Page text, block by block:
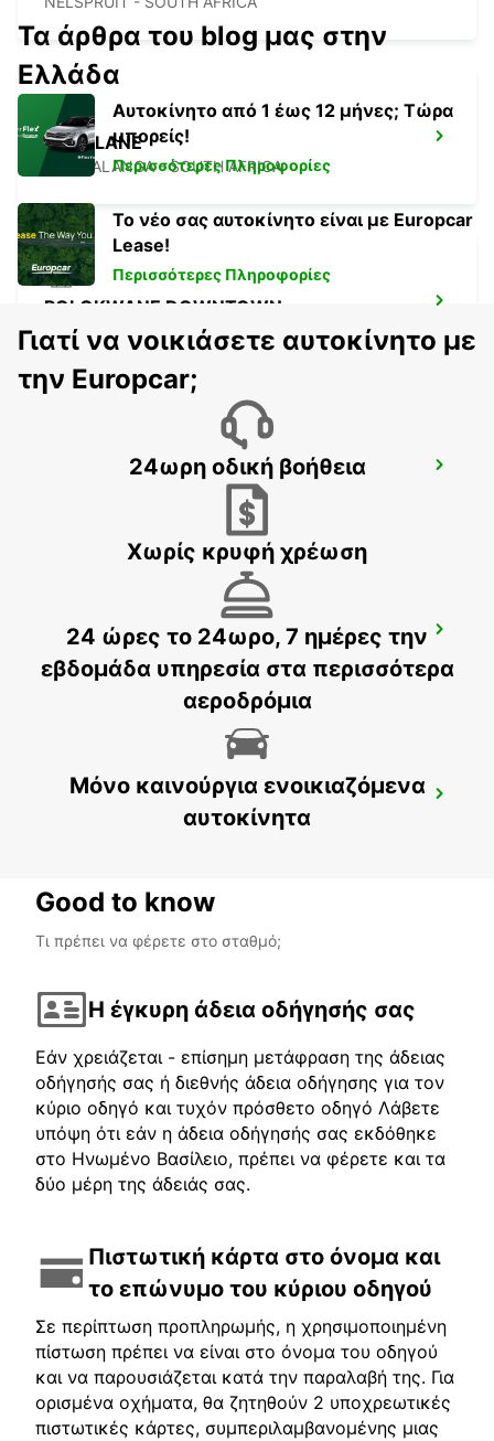
MALELANE
MPUMALANGA - SOUTH AFRICA
POLOKWANE DOWNTOWN
LIMPOPO - SOUTH AFRICA
POLOKWANE AIRPORT
POLOKWANE - SOUTH AFRICA
MAKHADO
MAKHADO - SOUTH AFRICA
MBABANE DOWNTOWN
MBABANE - ESWATINI
Τα άρθρα του blog μας στην
Ελλάδα
Αυτοκίνητο από 1 έως 12 μήνες; Τώρα
μπορείς!
Περισσότερες Πληροφορίες
Το νέο σας αυτοκίνητο είναι με Europcar
Lease!
Περισσότερες Πληροφορίες
Γιατί να νοικιάσετε αυτοκίνητο με
την Europcar;
24ωρη οδική βοήθεια
Χωρίς κρυφή χρέωση
24 ώρες το 24ωρο, 7 ημέρες την
εβδομάδα υπηρεσία στα περισσότερα
αεροδρόμια
Μόνο καινούργια ενοικιαζόμενα
αυτοκίνητα
Good to know
Τι πρέπει να φέρετε στο σταθμό;
Η έγκυρη άδεια οδήγησής σας
Εάν χρειάζεται - επίσημη μετάφραση της άδειας
οδήγησής σας ή διεθνής άδεια οδήγησης για τον
κύριο οδηγό και τυχόν πρόσθετο οδηγό Λάβετε
υπόψη ότι εάν η άδεια οδήγησής σας εκδόθηκε
στο Ηνωμένο Βασίλειο, πρέπει να φέρετε και τα
δύο μέρη της άδειάς σας.
Πιστωτική κάρτα στο όνομα και
το επώνυμο του κύριου οδηγού
Σε περίπτωση προπληρωμής, η χρησιμοποιημένη
πίστωση πρέπει να είναι στο όνομα του οδηγού
και να παρουσιάζεται κατά την παραλαβή της. Για
ορισμένα οχήματα, θα ζητηθούν 2 υποχρεωτικές
πιστωτικές κάρτες, συμπεριλαμβανομένης μιας